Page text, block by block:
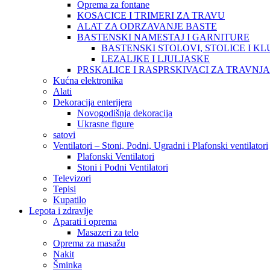
Oprema za fontane
KOSACICE I TRIMERI ZA TRAVU
ALAT ZA ODRZAVANJE BASTE
BASTENSKI NAMESTAJ I GARNITURE
BASTENSKI STOLOVI, STOLICE I
LEZALJKE I LJULJASKE
PRSKALICE I RASPRSKIVACI ZA
Kućna elektronika
Alati
Dekoracija enterijera
Novogodišnja dekoracija
Ukrasne figure
satovi
Ventilatori – Stoni, Podni, Ugradni i Plafonski ventilatori
Plafonski Ventilatori
Stoni i Podni Ventilatori
Televizori
Tepisi
Kupatilo
Lepota i zdravlje
Aparati i oprema
Masazeri za telo
Oprema za masažu
Nakit
Šminka